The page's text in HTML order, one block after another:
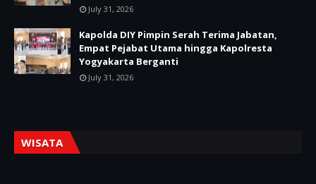
July 31, 2026
Kapolda DIY Pimpin Serah Terima Jabatan,
Empat Pejabat Utama hingga Kapolresta
Yogyakarta Berganti
July 31, 2026
WISATA